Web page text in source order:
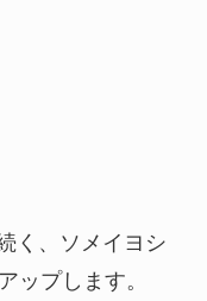
く、ソメイヨシ
ップします。